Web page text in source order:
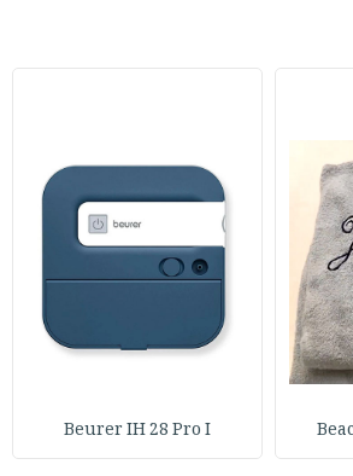
Beurer IH 28 Pro I